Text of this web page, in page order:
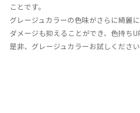
ことです。
グレージュカラーの色味がさらに綺麗に
ダメージも抑えることができ、色持ち
是非、グレージュカラーお試しください